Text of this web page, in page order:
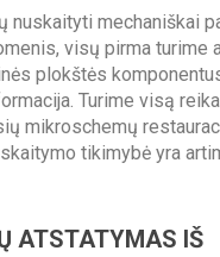
nuskaityti mechaniškai
visų pirma turime
plokštės
Turime visą
mikroschemų
tikimybė yra
ATSTATYMAS IŠ